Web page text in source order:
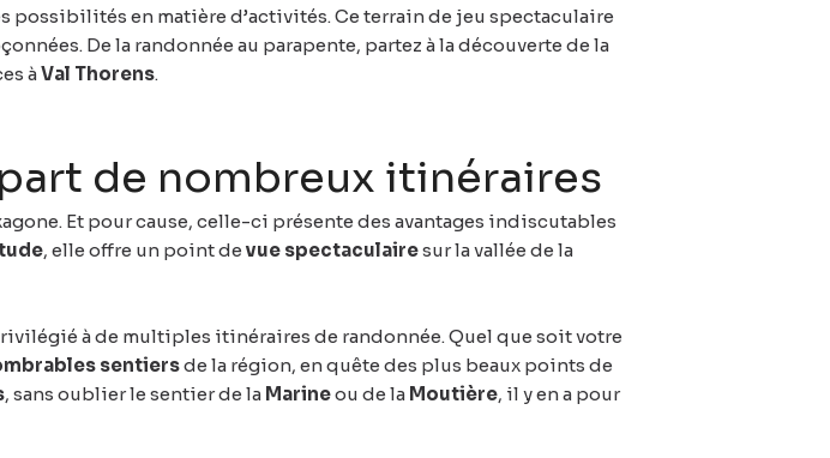
possibilités en matière d’activités. Ce terrain de jeu spectaculaire
De la randonnée au parapente, partez à la découverte de la
àVal Thorens.
de nombreux itinéraires
Et pour cause, celle-ci présente des avantages indiscutables
, elle offre un point de vue spectaculairesur la vallée de la
à de multiples itinéraires de randonnée. Quel que soit votre
sentiersde la région, en quête des plus beaux points de
, sans oublier le sentier de la Marineou de la Moutière, il y en a pour